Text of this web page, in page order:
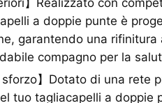
a doppie punte è
garantendo una
compagno per la
sforzo】Dotato di una
tuo tagliacapelli a doppie